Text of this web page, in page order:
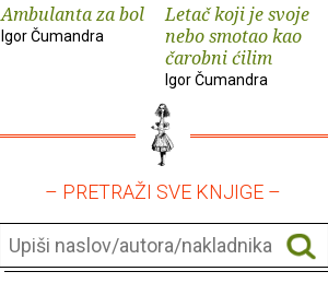
Ambulanta za bol
Igor Čumandra
Letač koji je svoje
nebo smotao kao
čarobni ćilim
Igor Čumandra
– PRETRAŽI SVE KNJIGE –